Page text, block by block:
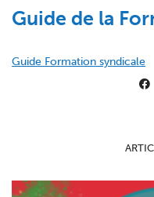
Guide de la
Guide Formation syndicale